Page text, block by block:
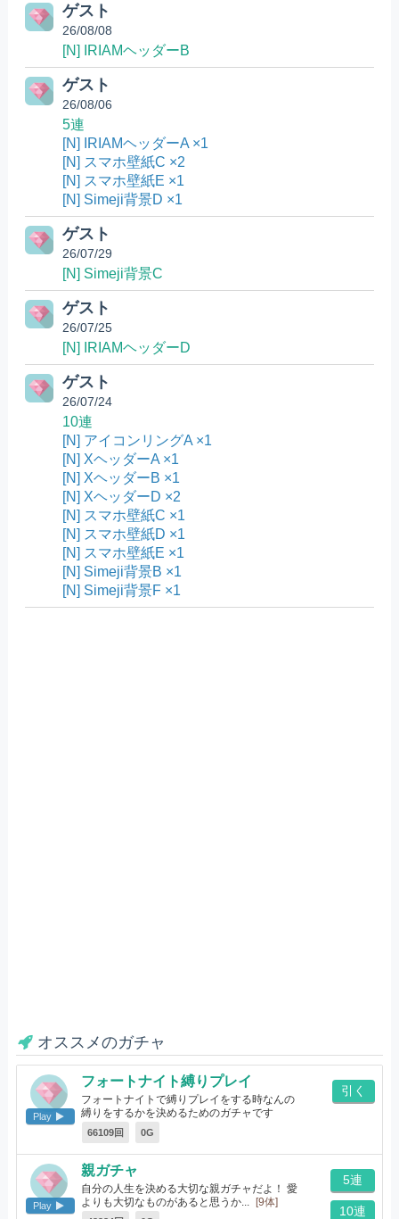
ゲスト
26/08/08
[N] IRIAMヘッダーB
ゲスト
26/08/06
5連
[N] IRIAMヘッダーA ×1
[N] スマホ壁紙C ×2
[N] スマホ壁紙E ×1
[N] Simeji背景D ×1
ゲスト
26/07/29
[N] Simeji背景C
ゲスト
26/07/25
[N] IRIAMヘッダーD
ゲスト
26/07/24
10連
[N] アイコンリングA ×1
[N] XヘッダーA ×1
[N] XヘッダーB ×1
[N] XヘッダーD ×2
[N] スマホ壁紙C ×1
[N] スマホ壁紙D ×1
[N] スマホ壁紙E ×1
[N] Simeji背景B ×1
[N] Simeji背景F ×1
オススメのガチャ
Play
フォートナイト縛りプレイ
フォートナイトで縛りプレイをする時なんの
縛りをするかを決めるためのガチャです
[18体]
66109回 0G
引く
Play
親ガチャ
自分の人生を決める大切な親ガチャだよ！ 愛
よりも大切なものがあると思うか...
[9体]
5連
10連